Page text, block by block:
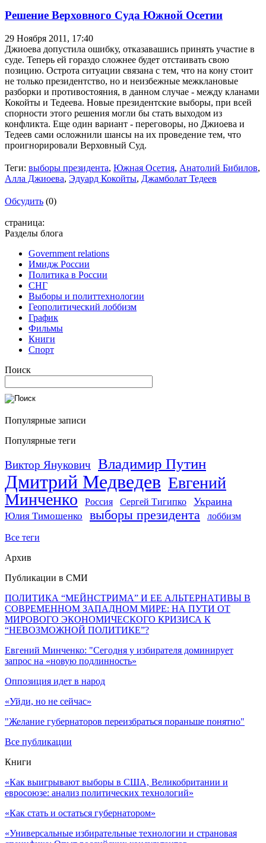
Решение Верховного Суда Южной Осетии
29 Ноября 2011, 17:40
Джиоева допустила ошибку, отказавашись принять участие в
суде. Теперь ей гораздо сложнее будет отстаивать свою
позицию. Острота ситуации связана с тем, что на кону стоит
не только президентство, но и неизбежные межклановые
разборки и противостояния, в данном случае - между кланами
Кокойты и Тедеева. Новые президентские выборы, при всей
спорности этого решения могли бы стать выходом из
конфликта. Еще один вариант - переговоры, но Джиоева и
Тедеев сами осложнили шансы на их проведение тем, что
проигнорировали Верховный Суд.
Теги: выборы президента, Южная Осетия, Анатолий Бибилов,
Алла Джиоева, Эдуард Кокойты, Джамболат Тедеев
Обсудить (0)
страница:
Разделы блога
Government relations
Имидж России
Политика в России
СНГ
Выборы и политтехнологии
Геополитический лоббизм
График
Фильмы
Книги
Спорт
Поиск
Популярные записи
Популярные теги
Виктор Янукович Владимир Путин
Дмитрий Медведев Евгений
Минченко
Россия Сергей Тигипко Украина
Юлия Тимошенко выборы президента лоббизм
Все теги
Архив
Публикации в СМИ
ПОЛИТИКА “МЕЙНСТРИМА” И ЕЕ АЛЬТЕРНАТИВЫ В
СОВРЕМЕННОМ ЗАПАДНОМ МИРЕ: НА ПУТИ ОТ
МИРОВОГО ЭКОНОМИЧЕСКОГО КРИЗИСА К
“НЕВОЗМОЖНОЙ ПОЛИТИКЕ”?
Евгений Минченко: "Сегодня у избирателя доминирует
запрос на «новую подлинность»
Оппозиция идет в народ
«Уйди, но не сейчас»
"Желание губернаторов переизбраться пораньше понятно"
Все публикации
Книги
«Как выигрывают выборы в США, Великобритании и
евросоюзе: анализ политических технологий»
«Как стать и остаться губернатором»
«Универсальные избирательные технологии и страновая